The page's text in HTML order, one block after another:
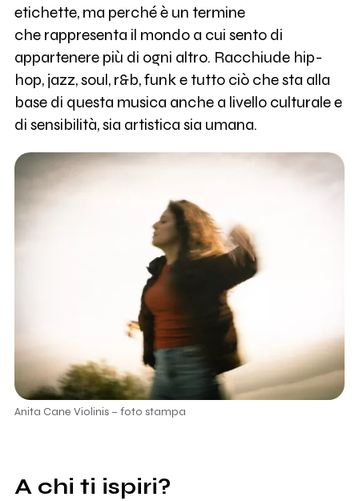
etichette, ma perché è un termine
che rappresenta il mondo a cui sento di
appartenere più di ogni altro. Racchiude hip-
hop, jazz, soul, r&b, funk e tutto ciò che sta alla
base di questa musica anche a livello culturale e
di sensibilità, sia artistica sia umana.
Anita Cane Violinis – foto stampa
A chi ti ispiri?